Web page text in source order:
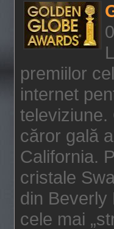
premiilor
internet
televiziune.
căror gală
California.
cristale
din Beverly
cele mai